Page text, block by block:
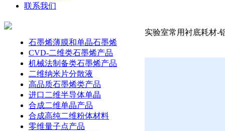
联系我们
石墨烯薄膜和单晶石墨烯
CVD-二维类石墨烯产品
机械法制备类石墨烯产品
二维纳米片分散液
高品质石墨烯类产品
进口二维半导体单晶
合成二维单晶产品
合成高纯二维粉体材料
零维量子点产品
实验室常用衬底耗材-